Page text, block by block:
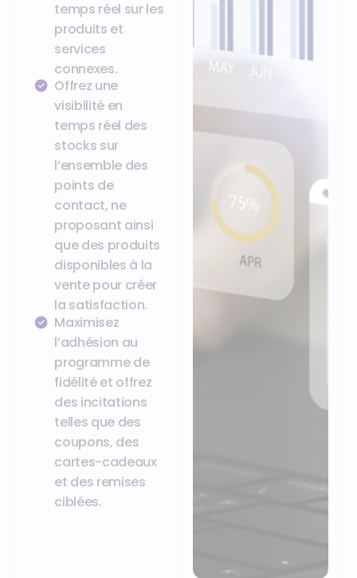
temps réel sur les
produits et
services
connexes.
Offrez une
visibilité en
temps réel des
stocks sur
l’ensemble des
points de
contact, ne
proposant ainsi
que des produits
disponibles à la
vente pour créer
la satisfaction.
Maximisez
l’adhésion au
programme de
fidélité et offrez
des incitations
telles que des
coupons, des
cartes-cadeaux
et des remises
ciblées.